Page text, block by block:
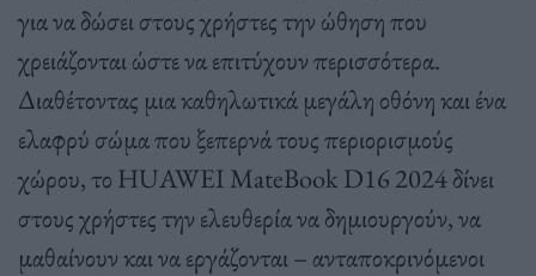
για να δώσει στους χρήστες την ώθηση που
χρειάζονται ώστε να επιτύχουν περισσότερα.
Διαθέτοντας μια καθηλωτικά μεγάλη οθόνη και ένα
ελαφρύ σώμα που ξεπερνά τους περιορισμούς
χώρου, το HUAWEI MateBook D16 2024 δίνει
στους χρήστες την ελευθερία να δημιουργούν, να
μαθαίνουν και να εργάζονται – ανταποκρινόμενοι